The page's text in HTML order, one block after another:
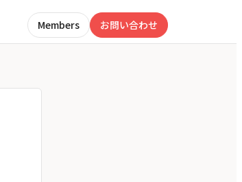
Members お問い合わせ